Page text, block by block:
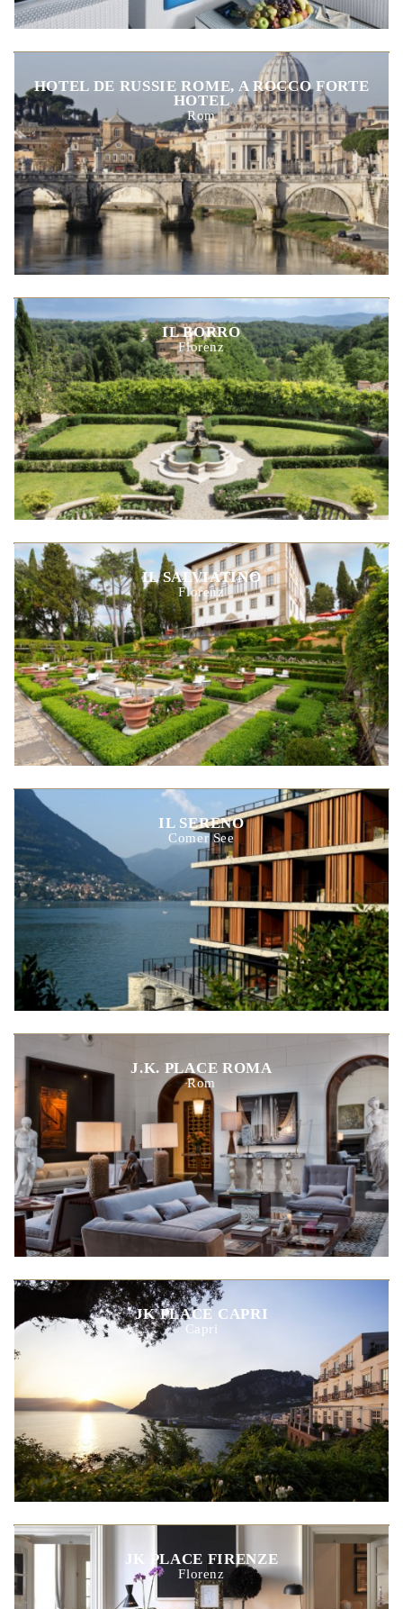
HOTEL DE RUSSIE ROME, A ROCCO FORTE
HOTEL
Rom
IL BORRO
Florenz
IL SALVIATINO
Florenz
IL SERENO
Comer See
J.K. PLACE ROMA
Rom
JK PLACE CAPRI
Capri
JK PLACE FIRENZE
Florenz